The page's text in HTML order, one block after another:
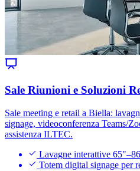
Sale Riunioni e Soluzioni
Sale meeting e retail a Biella:
signage, videoconferenza Teams/
assistenza ILTEC.
Lavagne interattive
Totem digital signage per